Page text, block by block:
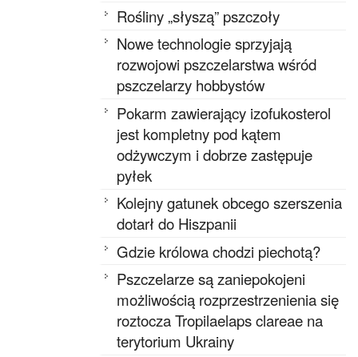
Rośliny „słyszą” pszczoły
Nowe technologie sprzyjają
rozwojowi pszczelarstwa wśród
pszczelarzy hobbystów
Pokarm zawierający izofukosterol
jest kompletny pod kątem
odżywczym i dobrze zastępuje
pyłek
Kolejny gatunek obcego szerszenia
dotarł do Hiszpanii
Gdzie królowa chodzi piechotą?
Pszczelarze są zaniepokojeni
możliwością rozprzestrzenienia się
roztocza Tropilaelaps clareae na
terytorium Ukrainy